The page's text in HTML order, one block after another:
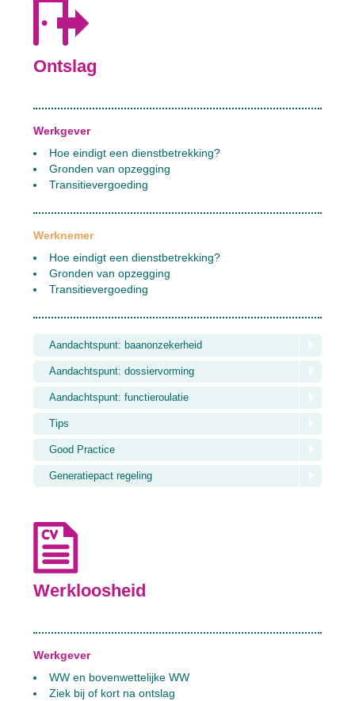
Ontslag
Werkgever
Hoe eindigt een dienstbetrekking?
Gronden van opzegging
Transitievergoeding
Werknemer
Hoe eindigt een dienstbetrekking?
Gronden van opzegging
Transitievergoeding
Aandachtspunt: baanonzekerheid
Aandachtspunt: dossiervorming
Aandachtspunt: functieroulatie
Tips
Good Practice
Generatiepact regeling
Werkloosheid
Werkgever
WW en bovenwettelijke WW
Ziek bij of kort na ontslag